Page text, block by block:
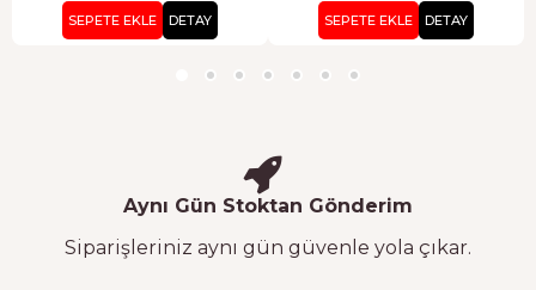
SEPETE EKLE DETAY SEPETE EKLE DETAY
Aynı Gün Stoktan Gönderim
Siparişleriniz aynı gün güvenle yola çıkar.